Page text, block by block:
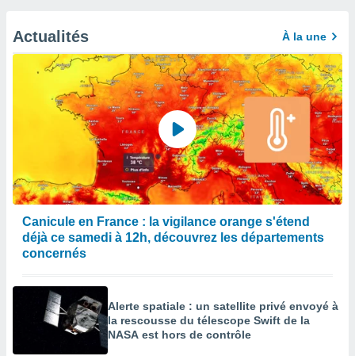
Actualités À la une
Canicule en France : la vigilance orange s'étend
déjà ce samedi à 12h, découvrez les départements
concernés
Alerte spatiale : un satellite privé envoyé à
la rescousse du télescope Swift de la
NASA est hors de contrôle